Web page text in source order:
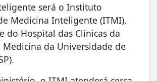
será o Instituto
Medicina Inteligente (ITMI),
do Hospital das Clínicas da
Medicina da Universidade de